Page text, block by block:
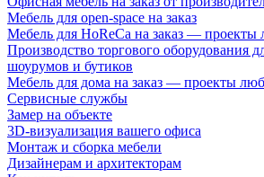
Мебель для open-space на заказ
Мебель для HoReCa на заказ — проекты
Производство торгового оборудования
шоурумов и бутиков
Мебель для дома на заказ — проекты
Сервисные службы
Замер на объекте
3D-визуализация вашего офиса
Монтаж и сборка мебели
Дизайнерам и архитекторам